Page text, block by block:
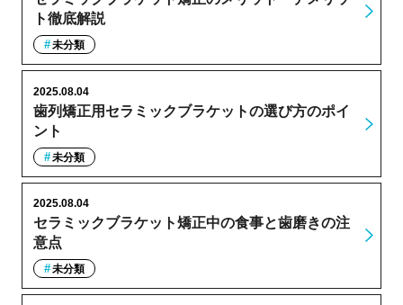
ト徹底解説
未分類
歯列矯正用セラミックブラケットの選び方のポイ
ント
2025.08.04
未分類
セラミックブラケット矯正中の食事と歯磨きの注
意点
2025.08.04
未分類